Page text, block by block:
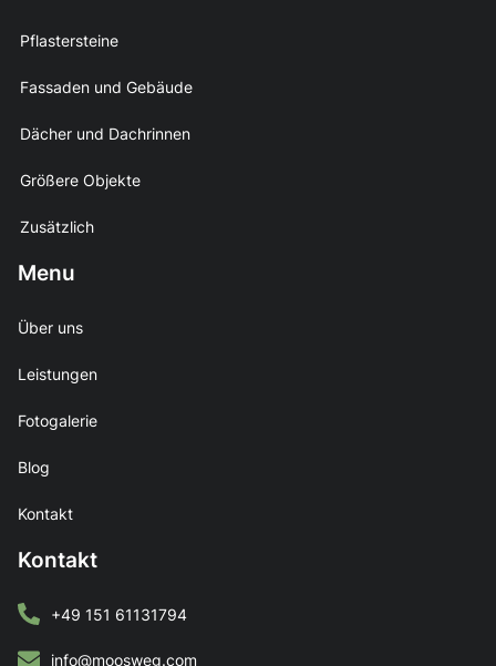
Pflastersteine
Fassaden und Gebäude
Dächer und Dachrinnen
Größere Objekte
Zusätzlich
Menu
Über uns
Leistungen
Fotogalerie
Blog
Kontakt
Kontakt
+49 151 61131794
info@moosweg.com